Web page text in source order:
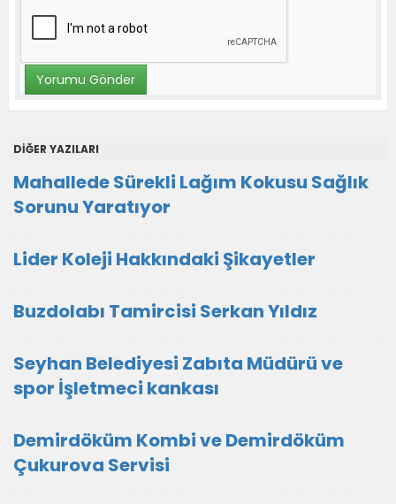
DİĞER YAZILARI
Mahallede Sürekli Lağım Kokusu Sağlık
Sorunu Yaratıyor
Lider Koleji Hakkındaki Şikayetler
Buzdolabı Tamircisi Serkan Yıldız
Seyhan Belediyesi Zabıta Müdürü ve
spor İşletmeci kankası
Demirdöküm Kombi ve Demirdöküm
Çukurova Servisi